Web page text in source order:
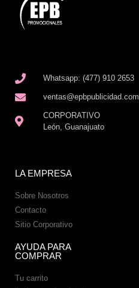
Whatsapp: (477) 910 2653
ventas@epbpublicidad.com
CORPORATIVO
León, Guanajuato
LA EMPRESA
Sobre Nosotros
Contacto
Sitio Corporativo
AYUDA PARA
COMPRAR
Tu carrito